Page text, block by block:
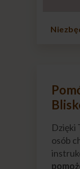
Dzięki
osób